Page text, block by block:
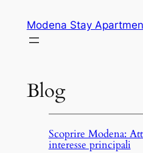
contenuto
Modena Stay
Blog
Scoprire Modena:
interesse principali